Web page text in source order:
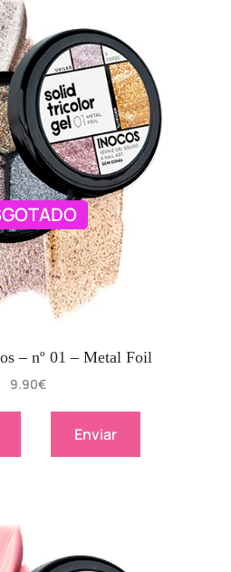
– nº 01 – Metal Foil
9.90€
Enviar